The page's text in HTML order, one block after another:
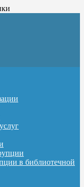
в библиотечной